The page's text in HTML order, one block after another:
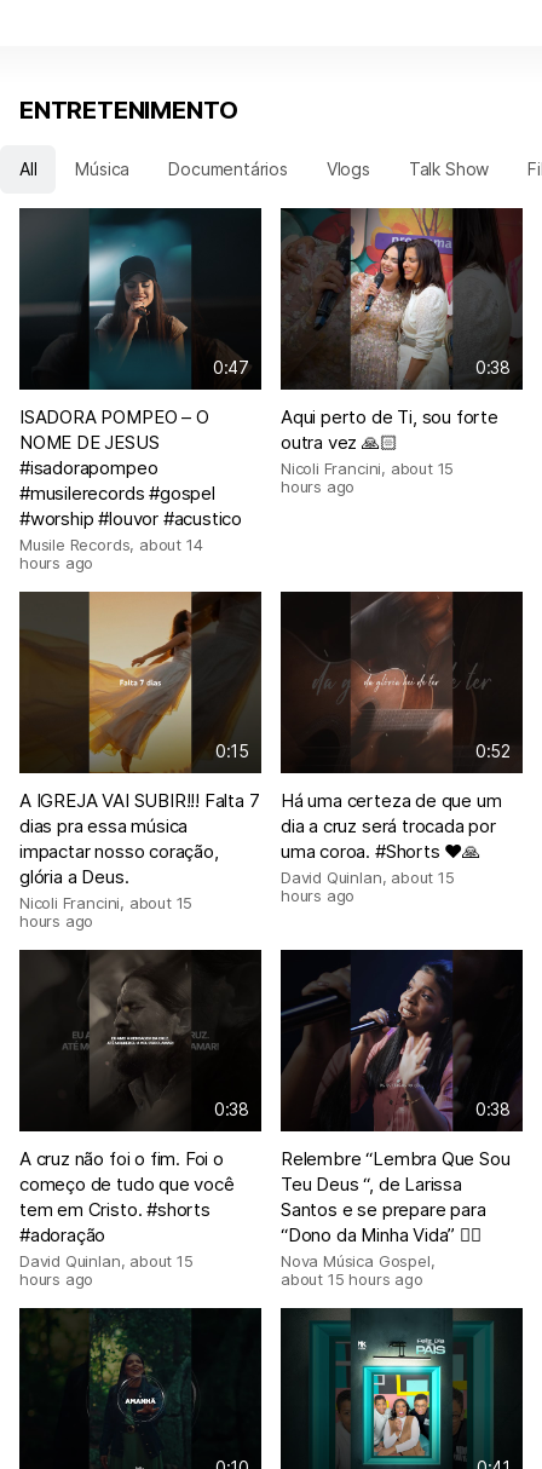
ENTRETENIMENTO
All Música Documentários Vlogs Talk Show
0:47
ISADORA POMPEO – O
NOME DE JESUS
#isadorapompeo
#musilerecords #gospel
#worship #louvor #acustico
Musile Records, about 14
hours ago
0:38
Aqui perto de Ti, sou forte
outra vez 🙏🏻
Nicoli Francini, about 15
hours ago
0:15
A IGREJA VAI SUBIR!!! Falta 7
dias pra essa música
impactar nosso coração,
glória a Deus.
Nicoli Francini, about 15
hours ago
0:52
Há uma certeza de que um
dia a cruz será trocada por
uma coroa. #Shorts ❤🙏
David Quinlan, about 15
hours ago
0:38
A cruz não foi o fim. Foi o
começo de tudo que você
tem em Cristo. #shorts
#adoração
David Quinlan, about 15
hours ago
0:38
Relembre “Lembra Que Sou
Teu Deus “, de Larissa
Santos e se prepare para
“Dono da Minha Vida” ❤️‍🔥
Nova Música Gospel,
about 15 hours ago